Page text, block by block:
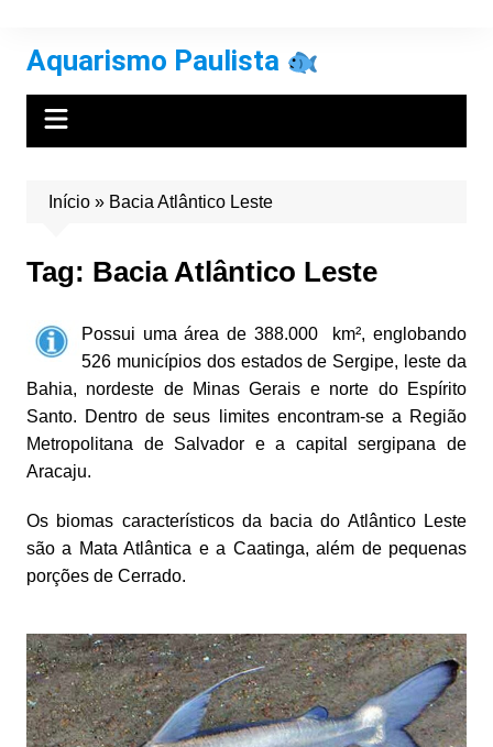
conteúdo
Aquarismo Paulista
Início» Bacia Atlântico Leste
Tag: Bacia Atlântico Leste
Possui uma área de 388.000 km², englobando
526 municípios dos estados de Sergipe, leste da
Bahia, nordeste de Minas Gerais e norte do Espírito
Santo. Dentro de seus limites encontram-se a Região
Metropolitana de Salvador e a capital sergipana de
Aracaju.
Os biomas característicos da bacia do Atlântico Leste
são a Mata Atlântica e a Caatinga, além de pequenas
porções de Cerrado.